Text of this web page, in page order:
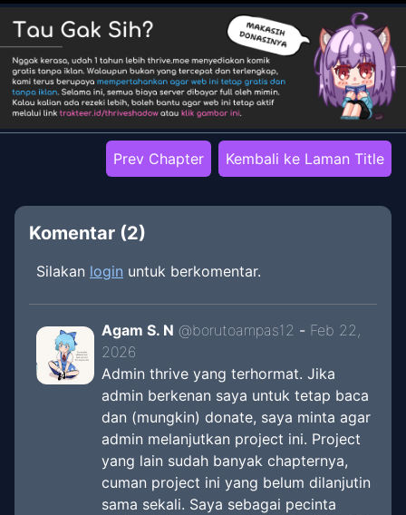
Prev Chapter Kembali ke Laman Title
Komentar (2)
Silakan login untuk berkomentar.
Agam S. N @borutoampas12 - Feb 22,
2026
Admin thrive yang terhormat. Jika
admin berkenan saya untuk tetap baca
dan (mungkin) donate, saya minta agar
admin melanjutkan project ini. Project
yang lain sudah banyak chapternya,
cuman project ini yang belum dilanjutin
sama sekali. Saya sebagai pecinta